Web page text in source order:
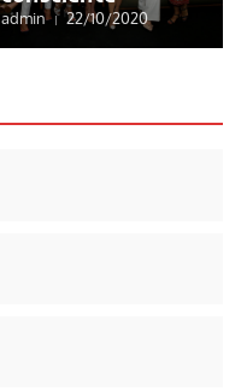
admin 22/10/2020